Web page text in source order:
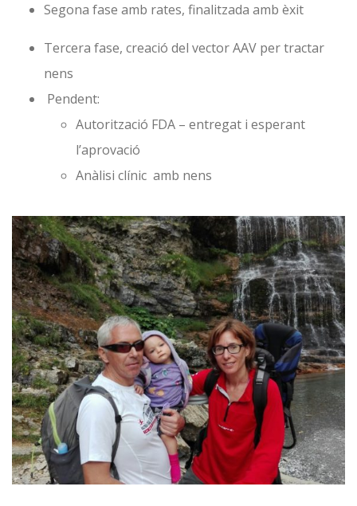
Segona fase amb rates, finalitzada amb èxit
Tercera fase, creació del vector AAV per tractar
nens
Pendent:
Autorització FDA – entregat i esperant
l’aprovació
Anàlisi clínic amb nens